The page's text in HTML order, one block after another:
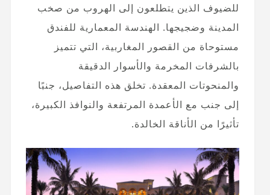
للضيوف الذين يتطلعون إلى الهروب من صخب
المدينة وضجيجها. الهندسة المعمارية للفندق
مستوحاة من القصور المغاربية، التي تتميز
بالشرفات المخرمة والأسوار الدقيقة
والمنحوتات المعقدة. تخلق هذه التفاصيل، جنبًا
إلى جنب مع الأعمدة المرتفعة والنوافذ الكبيرة،
تأثيرًا من الأناقة الخالدة.